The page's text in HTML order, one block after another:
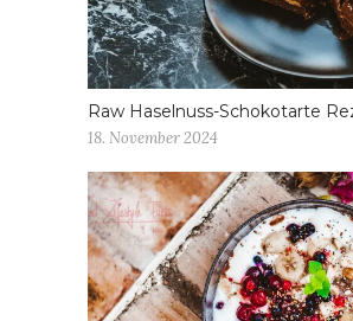
Raw Haselnuss-Schokotarte
18. November 2024